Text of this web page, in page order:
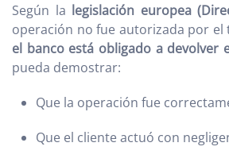
Según la legislación europea
operación no fue autorizada por el
el banco está obligado a devolver
pueda demostrar:
Que la operación fue
Que el cliente actuó con